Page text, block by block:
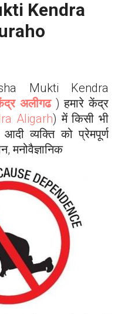
Kendra
Mukti Kendra
अलीगढ ) हमारे केंद्र
Aligarh) में किसी भी
व्यक्ति को प्रेमपूर्ण
मनोवैज्ञानिक